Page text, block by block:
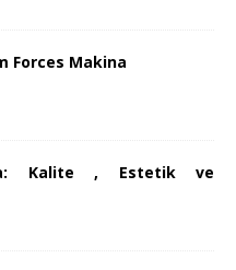
Forces Makina
Kalite , Estetik ve